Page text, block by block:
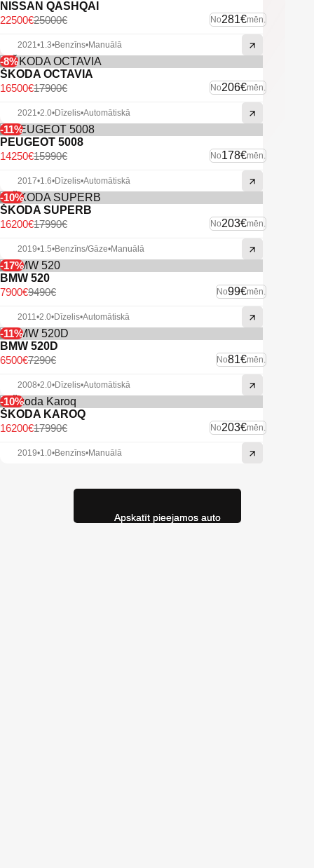
NISSAN QASHQAI
No281€mēn.
25000€
22500€
2021•1.3•Benzīns•Manuālā
-8%
ŠKODA OCTAVIA
No206€mēn.
17900€
16500€
2021•2.0•Dīzelis•Automātiskā
-11%
PEUGEOT 5008
No178€mēn.
15990€
14250€
2017•1.6•Dīzelis•Automātiskā
-10%
ŠKODA SUPERB
No203€mēn.
17990€
16200€
2019•1.5•Benzīns/Gāze•Manuālā
-17%
BMW 520
No99€mēn.
9490€
7900€
2011•2.0•Dīzelis•Automātiskā
-11%
BMW 520D
No81€mēn.
7290€
6500€
2008•2.0•Dīzelis•Automātiskā
-10%
ŠKODA KAROQ
No203€mēn.
17990€
16200€
2019•1.0•Benzīns•Manuālā